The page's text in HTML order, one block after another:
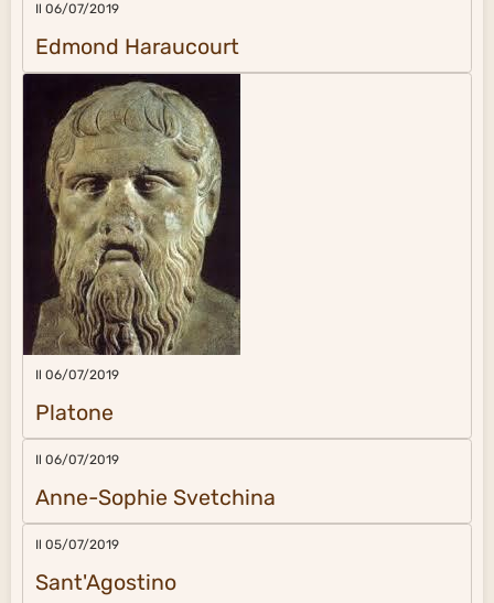
Il 06/07/2019
Edmond Haraucourt
Il 06/07/2019
Platone
Il 06/07/2019
Anne-Sophie Svetchina
Il 05/07/2019
Sant'Agostino